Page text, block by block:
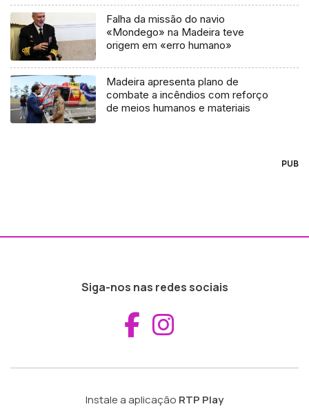
Falha da missão do navio
«Mondego» na Madeira teve
origem em «erro humano»
Madeira apresenta plano de
combate a incêndios com reforço
de meios humanos e materiais
PUB
Siga-nos nas redes sociais
Aceder ao
Instale a aplicação RTP Play